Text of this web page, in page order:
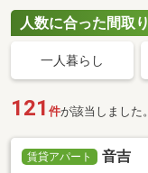
人数に合った間取
一人暮らし
121 件が該当しました。
賃貸アパート 音吉